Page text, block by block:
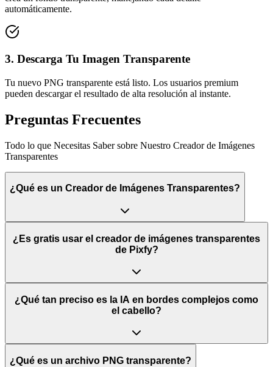
automáticamente.
3. Descarga Tu Imagen Transparente
Tu nuevo PNG transparente está listo. Los usuarios premium
pueden descargar el resultado de alta resolución al instante.
Preguntas Frecuentes
Todo lo que Necesitas Saber sobre Nuestro Creador de Imágenes
Transparentes
¿Qué es un Creador de Imágenes Transparentes?
¿Es gratis usar el creador de imágenes transparentes
de Pixfy?
¿Qué tan preciso es la IA en bordes complejos como
el cabello?
¿Qué es un archivo PNG transparente?